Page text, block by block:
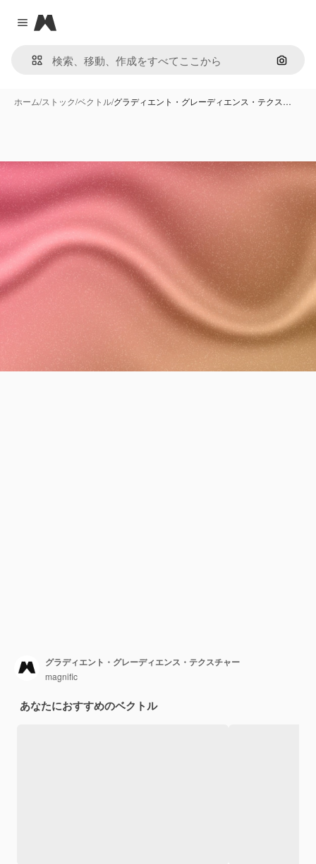
Close menu
Magnific
画像で
ホーム/ストック/ベクトル/グラディエント・グレーディエンス・テクス…
グラディエント・グレーディエンス・テクスチャー
magnific
あなたにおすすめのベクトル